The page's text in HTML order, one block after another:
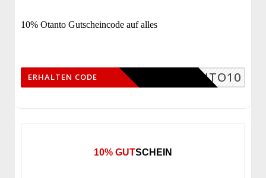
10% Otanto Gutscheincode auf alles
OTANTO10
ERHALTEN CODE
10% GUTSCHEIN